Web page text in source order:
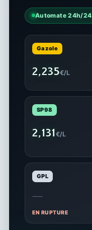
Automate 24h/24
Gazole
2,235€/L
SP98
2,131€/L
GPL
—
EN RUPTURE